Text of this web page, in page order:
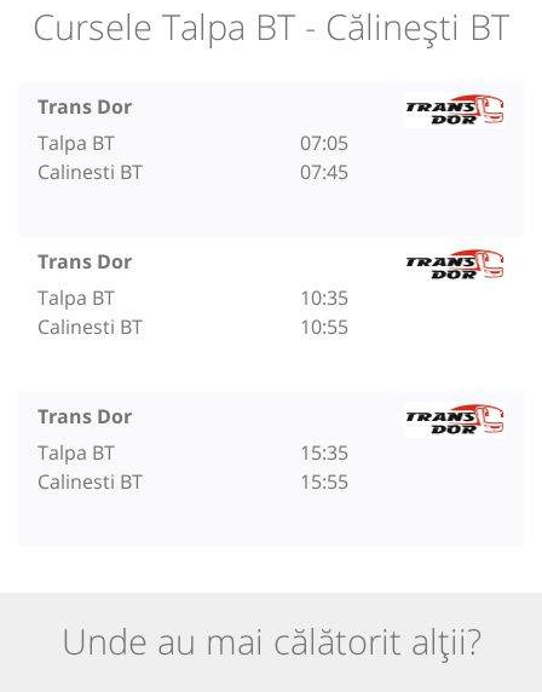
Cursele Talpa BT - Călinești BT
Trans Dor
Talpa BT
Calinesti BT
07:05
07:45
Trans Dor
Talpa BT
Calinesti BT
10:35
10:55
Trans Dor
Talpa BT
Calinesti BT
15:35
15:55
Unde au mai călătorit alții?